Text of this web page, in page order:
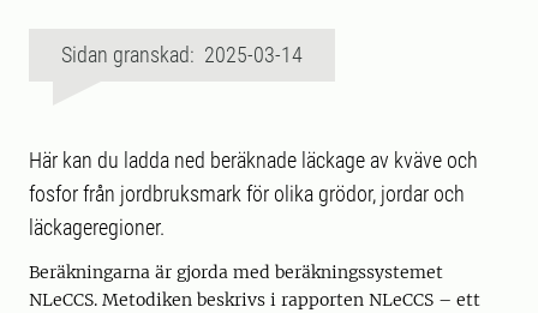
Sidan granskad: 2025-03-14
Här kan du ladda ned beräknade läckage av kväve och
fosfor från jordbruksmark för olika grödor, jordar och
läckageregioner.
Beräkningarna är gjorda med beräkningssystemet
NLeCCS. Metodiken beskrivs i rapporten NLeCCS – ett